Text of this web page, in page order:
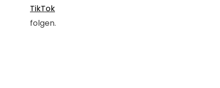
TikTok
folgen.